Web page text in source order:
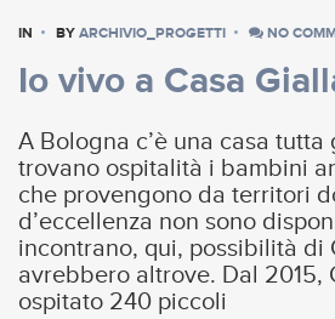
IN BY ARCHIVIO_PROGETTI NO
Io vivo a Casa
A Bologna c’è una casa
trovano ospitalità i bambini
che provengono da territori
d’eccellenza non sono
incontrano, qui, possibilità di
avrebbero altrove. Dal 2015,
ospitato 240 piccoli